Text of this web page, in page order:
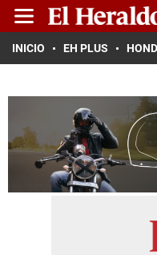
INICIO EH PLUS